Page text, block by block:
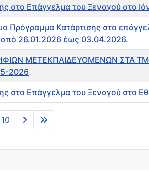
στο Επάγγελμα του Ξεναγού στο
Πρόγραμμα Κατάρτισης στο
από 26.01.2026 έως 03.04.2026.
ΜΕΤΕΚΠΑΙΔΕΥΟΜΕΝΩΝ ΣΤΑ
2026
στο Επάγγελμα του Ξεναγού στο
10